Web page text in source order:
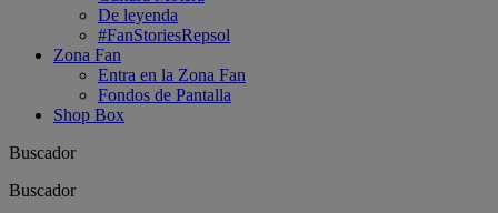
De leyenda
#FanStoriesRepsol
Zona Fan
Entra en la Zona Fan
Fondos de Pantalla
Shop Box
Buscador
Buscador